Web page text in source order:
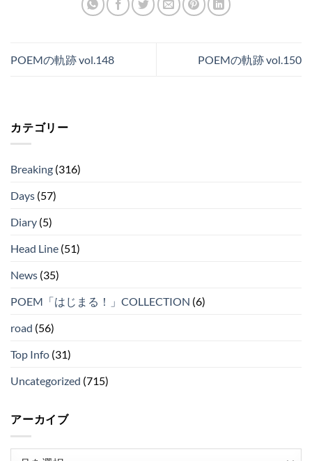
POEMの軌跡 vol.148 POEMの軌跡 vol.150
カテゴリー
Breaking (316)
Days (57)
Diary (5)
Head Line (51)
News (35)
POEM「はじまる！」COLLECTION (6)
road (56)
Top Info (31)
Uncategorized (715)
アーカイブ